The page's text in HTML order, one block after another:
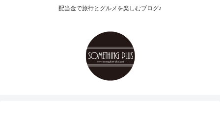
配当金で旅行とグルメを楽しむブログ♪